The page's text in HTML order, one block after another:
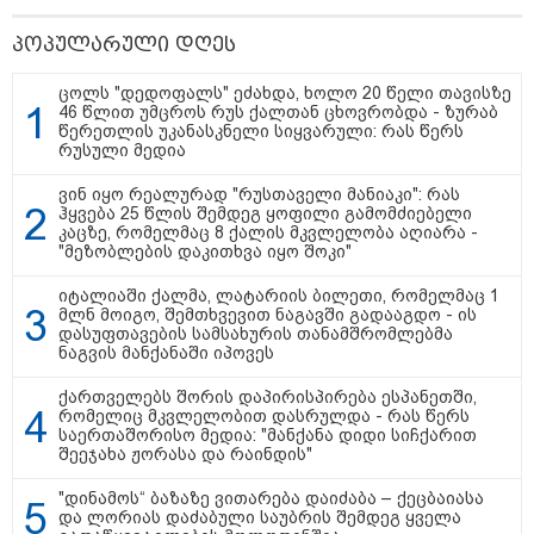
13:53 / 05-08-2026
"ვისურვებდით, რომ თინა ბოკუჩავა
ყრილობას დაესწროს" - ანი წითლიძე
პოპულარული დღეს
ცოლს "დედოფალს" ეძახდა, ხოლო 20 წელი თავისზე
46 წლით უმცროს რუს ქალთან ცხოვრობდა - ზურაბ
წერეთლის უკანასკნელი სიყვარული: რას წერს
რუსული მედია
ვინ იყო რეალურად "რუსთაველი მანიაკი": რას
ჰყვება 25 წლის შემდეგ ყოფილი გამომძიებელი
კაცზე, რომელმაც 8 ქალის მკვლელობა აღიარა -
"მეზობლების დაკითხვა იყო შოკი"
იტალიაში ქალმა, ლატარიის ბილეთი, რომელმაც 1
მლნ მოიგო, შემთხვევით ნაგავში გადააგდო - ის
დასუფთავების სამსახურის თანამშრომლებმა
ნაგვის მანქანაში იპოვეს
ქართველებს შორის დაპირისპირება ესპანეთში,
რომელიც მკვლელობით დასრულდა - რას წერს
საერთაშორისო მედია: "მანქანა დიდი სიჩქარით
შეეჯახა ჟორასა და რაინდის"
"დინამოს“ ბაზაზე ვითარება დაიძაბა – ქეცბაიასა
და ლორიას დაძაბული საუბრის შემდეგ ყველა